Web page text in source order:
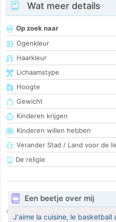
Wat meer details
Op zoek naar
Ogenkleur
Haarkleur
Lichaamstype
Hoogte
Gewicht
Kinderen krijgen
Kinderen willen hebben
Verander Stad / Land voor de
De religie
Een beetje over mij
J'aime la cuisine, le basketball